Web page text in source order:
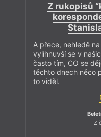
Z rukopisů
A přece, nehledě
vylíhnuvší se v
často tím, CO se
těchto dnech něco
to viděl.
Z